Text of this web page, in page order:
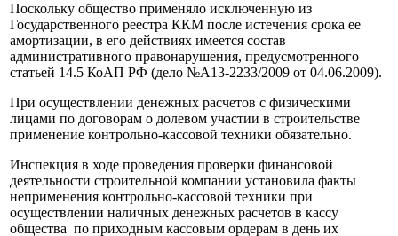
Поскольку общество применяло исключенную из
Государственного реестра ККМ после истечения срока ее
амортизации, в его действиях имеется состав
административного правонарушения, предусмотренного
статьей 14.5 КоАП РФ (дело №А13-2233/2009 от 04.06.2009).
При осуществлении денежных расчетов с физическими
лицами по договорам о долевом участии в строительстве
применение контрольно-кассовой техники обязательно.
Инспекция в ходе проведения проверки финансовой
деятельности строительной компании установила факты
неприменения контрольно-кассовой техники при
осуществлении наличных денежных расчетов в кассу
общества по приходным кассовым ордерам в день их